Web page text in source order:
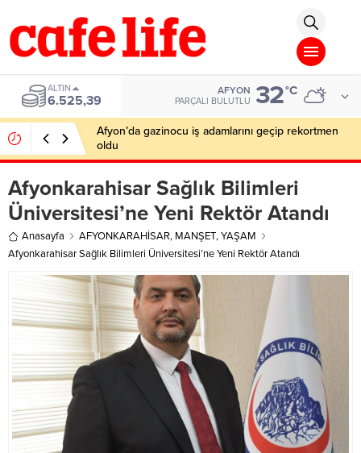
Deneme
ALTIN
6.525,39
AFYON
PARÇALI BULUTLU 32°C
Afyon’da gazinocu iş adamlarını geçip rekortmen
oldu
Afyonkarahisar Sağlık Bilimleri
Üniversitesi’ne Yeni Rektör Atandı
Anasayfa AFYONKARAHİSAR, MANŞET,YAŞAM
Afyonkarahisar Sağlık Bilimleri Üniversitesi’ne Yeni Rektör Atandı